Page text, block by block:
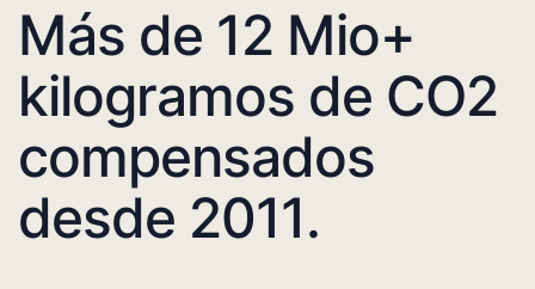
Más de 12 Mio+
kilogramos de CO2
compensados
desde 2011.